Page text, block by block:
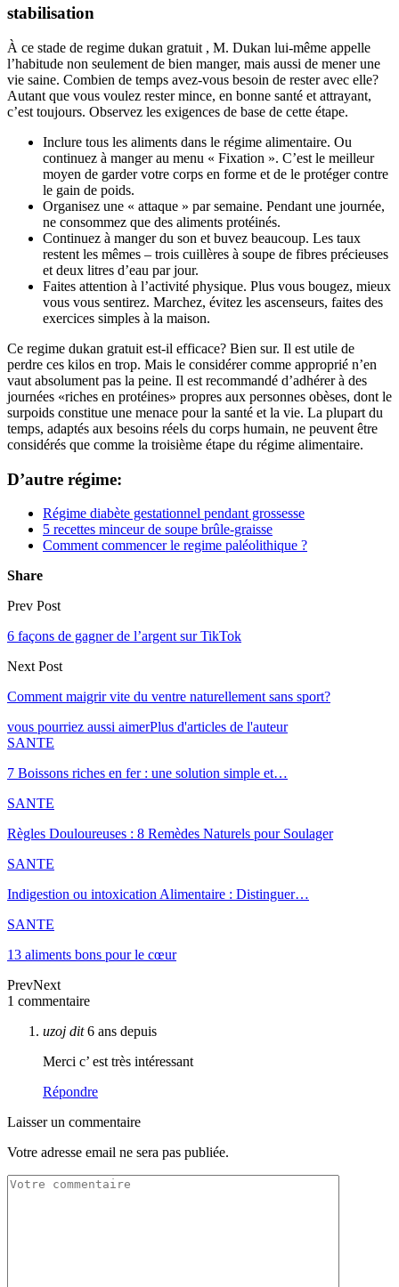
stabilisation
À ce stade de regime dukan gratuit , M. Dukan lui-même appelle
l’habitude non seulement de bien manger, mais aussi de mener une
vie saine. Combien de temps avez-vous besoin de rester avec elle?
Autant que vous voulez rester mince, en bonne santé et attrayant,
c’est toujours. Observez les exigences de base de cette étape.
Inclure tous les aliments dans le régime alimentaire. Ou
continuez à manger au menu « Fixation ». C’est le meilleur
moyen de garder votre corps en forme et de le protéger contre
le gain de poids.
Organisez une « attaque » par semaine. Pendant une journée,
ne consommez que des aliments protéinés.
Continuez à manger du son et buvez beaucoup. Les taux
restent les mêmes – trois cuillères à soupe de fibres précieuses
et deux litres d’eau par jour.
Faites attention à l’activité physique. Plus vous bougez, mieux
vous vous sentirez. Marchez, évitez les ascenseurs, faites des
exercices simples à la maison.
Ce regime dukan gratuit est-il efficace? Bien sur. Il est utile de
perdre ces kilos en trop. Mais le considérer comme approprié n’en
vaut absolument pas la peine. Il est recommandé d’adhérer à des
journées «riches en protéines» propres aux personnes obèses, dont le
surpoids constitue une menace pour la santé et la vie. La plupart du
temps, adaptés aux besoins réels du corps humain, ne peuvent être
considérés que comme la troisième étape du régime alimentaire.
D’autre régime:
Régime diabète gestationnel pendant grossesse
5 recettes minceur de soupe brûle-graisse
Comment commencer le regime paléolithique ?
Share
Prev Post
6 façons de gagner de l’argent sur TikTok
Next Post
Comment maigrir vite du ventre naturellement sans sport?
vous pourriez aussi aimerPlus d'articles de l'auteur
SANTE
7 Boissons riches en fer : une solution simple et…
SANTE
Règles Douloureuses : 8 Remèdes Naturels pour Soulager
SANTE
Indigestion ou intoxication Alimentaire : Distinguer…
SANTE
13 aliments bons pour le cœur
PrevNext
1 commentaire
uzoj dit6 ans depuis
Merci c’ est très intéressant
Répondre
Laisser un commentaire
Votre adresse email ne sera pas publiée.